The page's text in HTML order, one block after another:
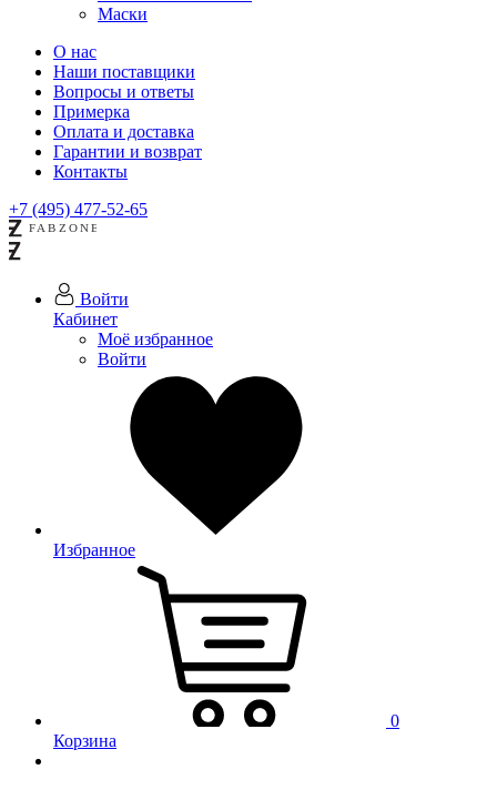
Маски
О нас
Наши поставщики
Вопросы и ответы
Примерка
Оплата и доставка
Гарантии и возврат
Контакты
+7 (495) 477-52-65
Войти
Кабинет
Моё избранное
Войти
Избранное
0
Корзина